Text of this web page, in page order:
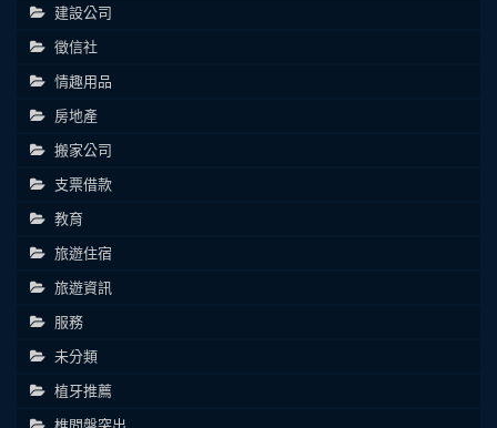
建設公司
徵信社
情趣用品
房地產
搬家公司
支票借款
教育
旅遊住宿
旅遊資訊
服務
未分類
植牙推薦
椎間盤突出